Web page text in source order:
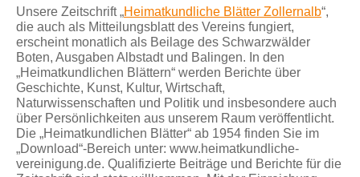
Unsere Zeitschrift „Heimatkundliche Blätter Zollernalb“,
die auch als Mitteilungsblatt des Vereins fungiert,
erscheint monatlich als Beilage des Schwarzwälder
Boten, Ausgaben Albstadt und Balingen. In den
„Heimatkundlichen Blättern“ werden Berichte über
Geschichte, Kunst, Kultur, Wirtschaft,
Naturwissenschaften und Politik und insbesondere auch
über Persönlichkeiten aus unserem Raum veröffentlicht.
Die „Heimatkundlichen Blätter“ ab 1954 finden Sie im
„Download“-Bereich unter: www.heimatkundliche-
vereinigung.de. Qualifizierte Beiträge und Berichte für die